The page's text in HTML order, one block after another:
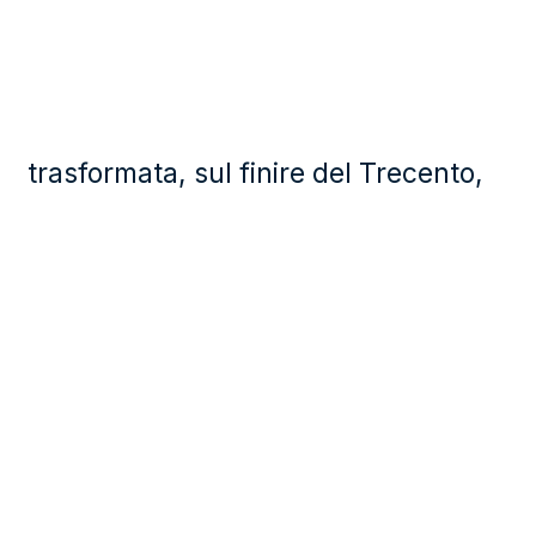
trasformata, sul finire del Trecento,